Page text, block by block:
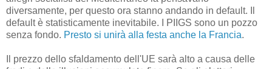
diversamente, per questo ora stanno andando in default. Il
default è statisticamente inevitabile. I PIIGS sono un pozzo
senza fondo. Presto si unirà alla festa anche la Francia.
Il prezzo dello sfaldamento dell'UE sarà alto a causa delle